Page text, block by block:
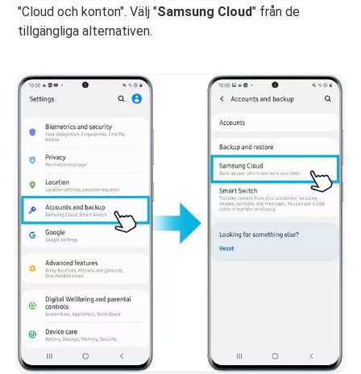
"Cloud och konton". Välj "Samsung Cloud" från de
tillgängliga alternativen.